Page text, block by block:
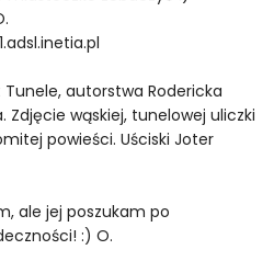
autorstwa Rodericka
Zdjęcie wąskiej, tunelowej uliczki
powieści. Uściski Joter
ale jej poszukam po
:) O.